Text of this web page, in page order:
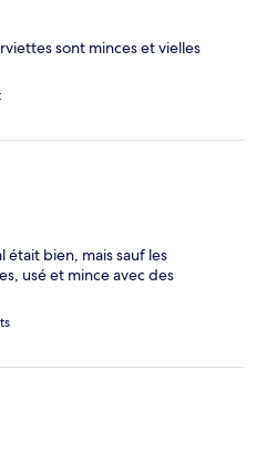
sont minces et vielles
bien, mais sauf les
usé et mince avec des